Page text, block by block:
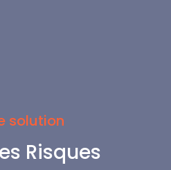
solution
Risques